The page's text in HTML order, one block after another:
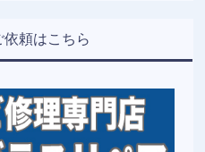
頼はこちら